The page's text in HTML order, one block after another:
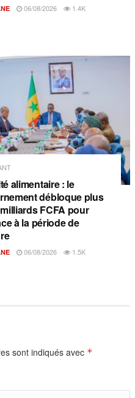
06/08/2026 1.4K
alimentaire : le
débloque plus
FCFA pour
à la période de
06/08/2026 1.5K
sont indiqués avec *